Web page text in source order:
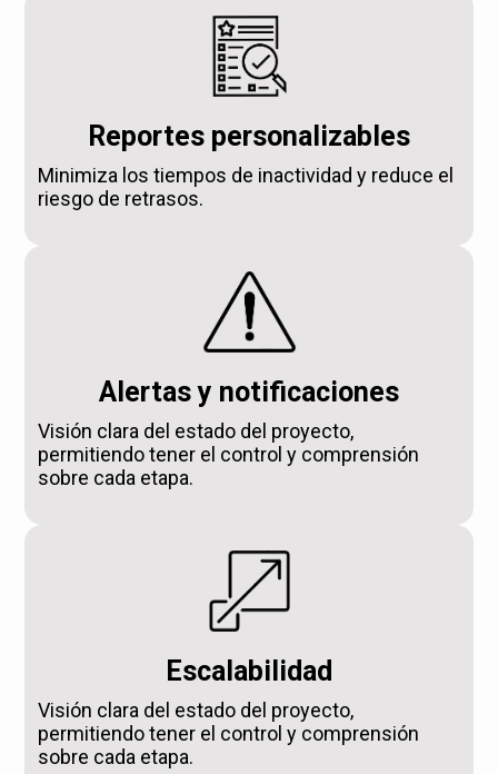
Reportes personalizables
Minimiza los tiempos de inactividad y reduce el
riesgo de retrasos.
Alertas y notificaciones
Visión clara del estado del proyecto,
permitiendo tener el control y comprensión
sobre cada etapa.
Escalabilidad
Visión clara del estado del proyecto,
permitiendo tener el control y comprensión
sobre cada etapa.